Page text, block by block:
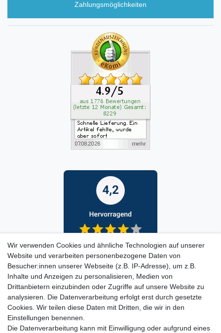
Zahlungsmöglichkeiten
Wir verwenden Cookies und ähnliche Technologien auf unserer
Website und verarbeiten personenbezogene Daten von
Besucher:innen unserer Webseite (z.B. IP-Adresse), um z.B.
Inhalte und Anzeigen zu personalisieren, Medien von
Drittanbietern einzubinden oder Zugriffe auf unsere Website zu
analysieren. Die Datenverarbeitung erfolgt erst durch gesetzte
Cookies. Wir teilen diese Daten mit Dritten, die wir in den
Einstellungen benennen.
Die Datenverarbeitung kann mit Einwilligung oder aufgrund eines